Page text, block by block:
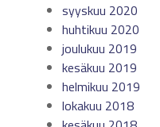
syyskuu 2020
huhtikuu 2020
joulukuu 2019
kesäkuu 2019
helmikuu 2019
lokakuu 2018